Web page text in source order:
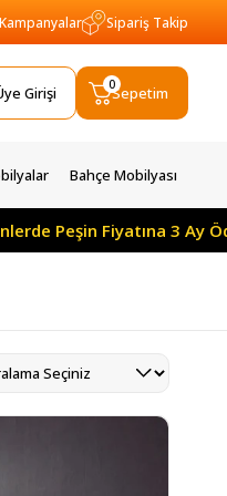
Kampanyalar Sipariş Takip
Girişi Sepetim
0
Bahçe Mobilyası
3 Ay Ödemesiz 10 Ay